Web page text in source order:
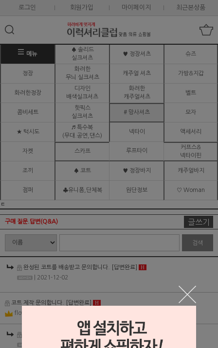
로그인 회원가입 마이페이지 최근본상품
메뉴
♠ 솔리드
실크셔츠
♥ 정장셔츠 슈즈
정장
화려한
무늬 실크셔츠
캐주얼 셔츠 가방&지갑
화려한정장
디자인
배색실크셔츠
화려한
캐주얼셔츠
벨트
콤비세트
핫픽스
실크셔츠
# 망사셔츠 모자
★ 턱시도
♬ 특수복
(무대.공연,댄스)
넥타이 액세서리
자켓 스카프 루프타이
커프스&
넥타이핀
조끼 ♠ 코트 ♥ 정장바지 캐주얼바지
점퍼 ♣유니폼,단체복 원단정보 ♡ Woman
ㅌ
구매 질문.답변(Q&A) 글쓰기
검색
완성된 코트를 배송받고 문의합니다. [답변완료]
H
| 2021-12-02
코트 제작 문의합니다. [답변완료]
H
flower4p
[답변완료] H
| 2021-11-17